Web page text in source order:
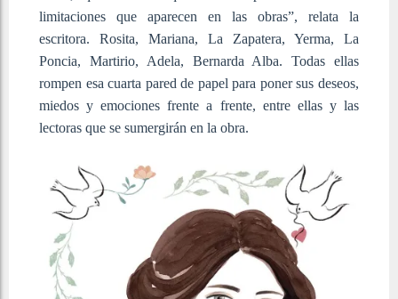
limitaciones que aparecen en las obras”, relata la
escritora. Rosita, Mariana, La Zapatera, Yerma, La
Poncia, Martirio, Adela, Bernarda Alba. Todas ellas
rompen esa cuarta pared de papel para poner sus deseos,
miedos y emociones frente a frente, entre ellas y las
lectoras que se sumergirán en la obra.